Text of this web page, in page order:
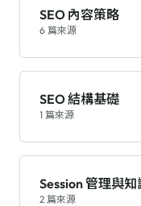
SEO 內容策略
6 篇來源
SEO 結構基礎
1 篇來源
Session 管理與
2 篇來源